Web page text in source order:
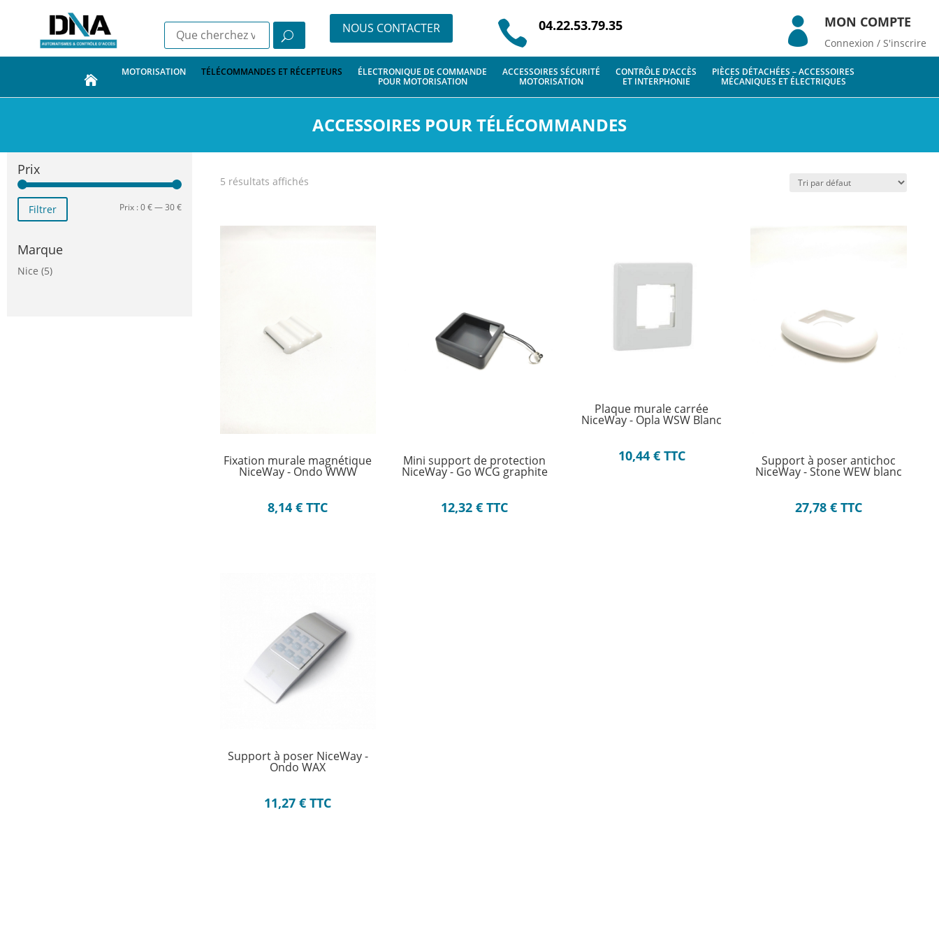
NOUS CONTACTER  04.22.53.79.35  MON COMPTE
Connexion / S'inscrire
MOTORISATION TÉLÉCOMMANDES ET RÉCEPTEURS
ÉLECTRONIQUE DE COMMANDE
POUR MOTORISATION
ACCESSOIRES SÉCURITÉ
MOTORISATION
CONTRÔLE D’ACCÈS
ET INTERPHONIE
PIÈCES DÉTACHÉES – ACCESSOIRES
MÉCANIQUES ET ÉLECTRIQUES
ACCESSOIRES POUR TÉLÉCOMMANDES
Prix
Prix
Prix
Filtrer Prix :0 €—30 €
Marque
Nice (5)
5 résultats affichés
Fixation murale magnétique
NiceWay - Ondo WWW
8,14€ TTC
Mini support de protection
NiceWay - Go WCG graphite
12,32€ TTC
Plaque murale carrée
NiceWay - Opla WSW Blanc
10,44 € TTC Support à poser antichoc
NiceWay - Stone WEW blanc
27,78 € TTC
Support à poser NiceWay -
Ondo WAX
11,27€ TTC